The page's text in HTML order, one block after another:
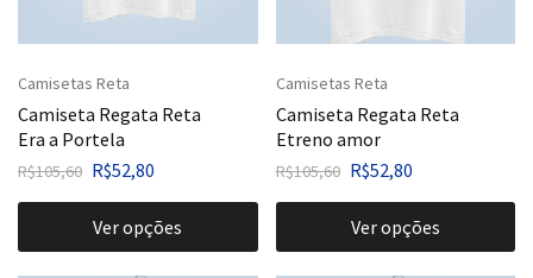
Camisetas Reta
Camiseta Regata Reta
Era a Portela
R$105,60 R$52,80
Ver opções
Camisetas Reta
Camiseta Regata Reta
Etreno amor
R$105,60 R$52,80
Ver opções